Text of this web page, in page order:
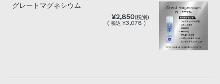
グレートマグネシウム
¥2,850(税別)
( 税込 ¥3,078 )